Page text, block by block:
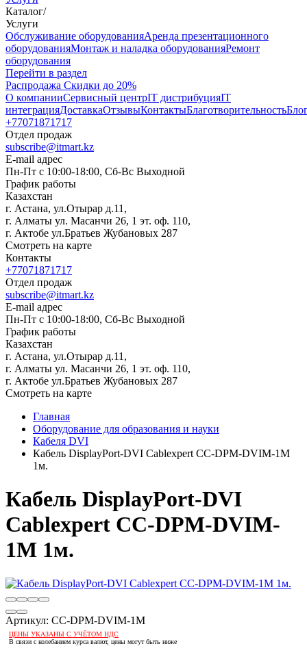
Каталог/
Услуги
Oбслуживание оборудованияАренда презентационного
оборудованияМонтаж и наладка оборудованияРемонт
оборудования
Перейти в раздел
Распродажа Скидки до 20%
О компанииСервисный центрIT дистрибуцияIT
интеграцияДоставкаОтзывыКонтактыБлаготворительность
+77071871717
Отдел продаж
subscribe@itmart.kz
E-mail адрес
Пн-Пт с 10:00-18:00, Сб-Вс Выходной
График работы
Казахстан
г. Астана, ул.Отырар д.11,
г. Алматы ул. Масанчи 26, 1 эт. оф. 110,
г. Актобе ул.Братьев Жубановых 287
Смотреть на карте
Контакты
+77071871717
Отдел продаж
subscribe@itmart.kz
E-mail адрес
Пн-Пт с 10:00-18:00, Сб-Вс Выходной
График работы
Казахстан
г. Астана, ул.Отырар д.11,
г. Алматы ул. Масанчи 26, 1 эт. оф. 110,
г. Актобе ул.Братьев Жубановых 287
Смотреть на карте
Главная
Оборудование для образования и науки
Кабеля DVI
Кабель DisplayPort-DVI Cablexpert CC-DPM-DVIM-1M
1м.
Кабель DisplayPort-DVI
Cablexpert CC-DPM-DVIM-
1M 1м.
Артикул: CC-DPM-DVIM-1M
ЦЕНЫ УКАЗАНЫ С УЧЁТОМ НДС
В связи с колебанием курса валют, цены могут быть ниже